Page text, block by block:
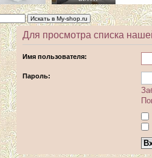
Для просмотра списка
Имя пользователя:
Пароль: